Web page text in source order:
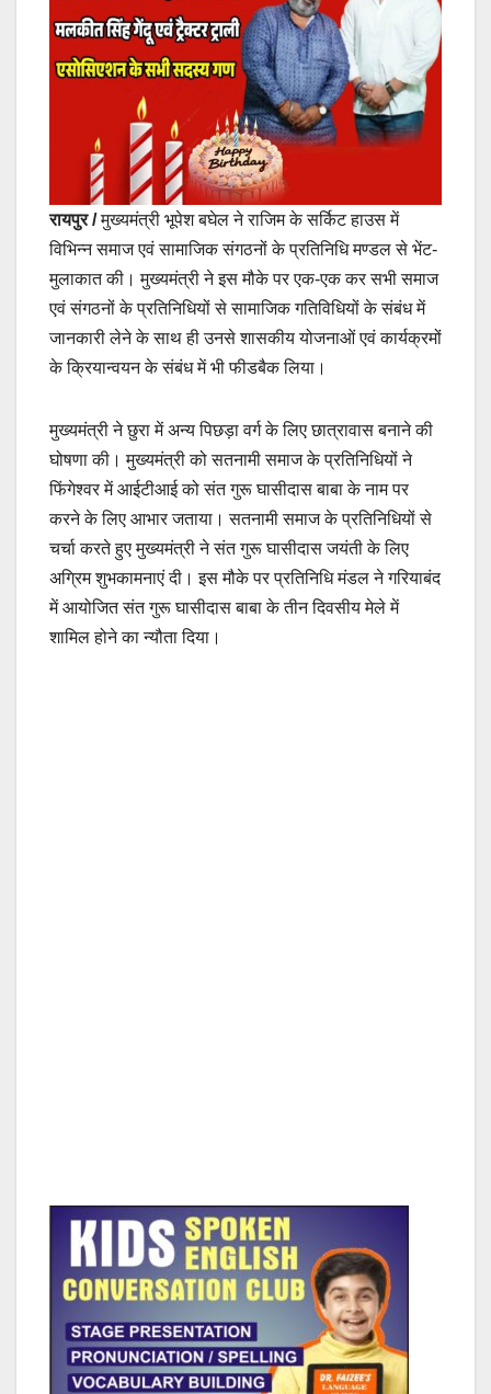
रायपुर /मुख्यमंत्री भूपेश बघेल ने राजिम के सर्किट हाउस में
विभिन्न समाज एवं सामाजिक संगठनों के प्रतिनिधि मण्डल से भेंट-
मुलाकात की। मुख्यमंत्री ने इस मौके पर एक-एक कर सभी समाज
एवं संगठनों के प्रतिनिधियों से सामाजिक गतिविधियों के संबंध में
जानकारी लेने के साथ ही उनसे शासकीय योजनाओं एवं कार्यक्रमों
के क्रियान्वयन के संबंध में भी फीडबैक लिया।
मुख्यमंत्री ने छुरा में अन्य पिछड़ा वर्ग के लिए छात्रावास बनाने की
घोषणा की। मुख्यमंत्री को सतनामी समाज के प्रतिनिधियों ने
फिंगेश्वर में आईटीआई को संत गुरू घासीदास बाबा के नाम पर
करने के लिए आभार जताया। सतनामी समाज के प्रतिनिधियों से
चर्चा करते हुए मुख्यमंत्री ने संत गुरू घासीदास जयंती के लिए
अग्रिम शुभकामनाएं दी। इस मौके पर प्रतिनिधि मंडल ने गरियाबंद
में आयोजित संत गुरू घासीदास बाबा के तीन दिवसीय मेले में
शामिल होने का न्यौता दिया।